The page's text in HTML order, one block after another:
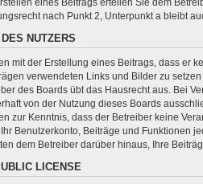
eines Beitrags erteilen Sie dem
nach Punkt 2, Unterpunkt a bleibt
NUTZERS
mit der Erstellung eines Beitrags, dass er
verwendeten Links und Bilder zu
des Boards übt das Hausrecht aus. Bei
von der Nutzung dieses Boards
zur Kenntnis, dass der Betreiber keine
Benutzerkonto, Beiträge und Funktionen
dem Betreiber darüber hinaus, Ihre
LICENSE